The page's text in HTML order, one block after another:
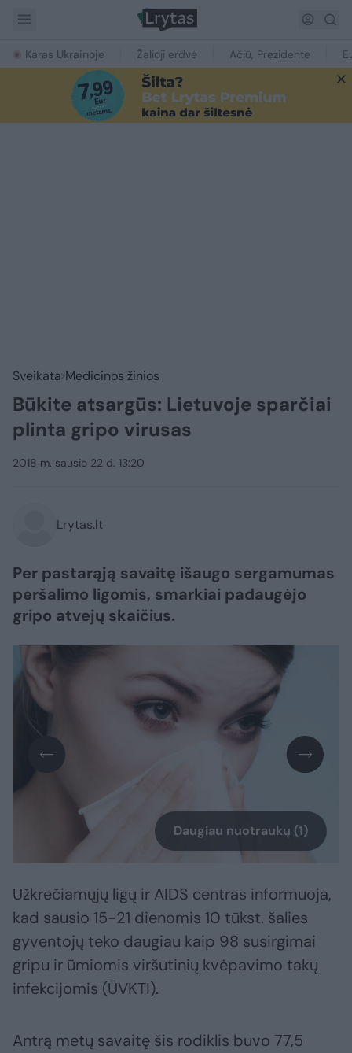
Karas Ukrainoje Žalioji erdvė Ačiū, Prezidente
Sveikata Medicinos žinios
Būkite atsargūs: Lietuvoje sparčiai
plinta gripo virusas
2018 m. sausio 22 d. 13:20
Lrytas.lt
Per pastarąją savaitę išaugo sergamumas
peršalimo ligomis, smarkiai padaugėjo
gripo atvejų skaičius.
Daugiau nuotraukų (1)
Užkrečiamųjų ligų ir AIDS centras informuoja,
kad sausio 15-21 dienomis 10 tūkst. šalies
gyventojų teko daugiau kaip 98 susirgimai
gripu ir ūmiomis viršutinių kvėpavimo takų
infekcijomis (ŪVKTI).
Antrą metų savaitę šis rodiklis buvo 77,5